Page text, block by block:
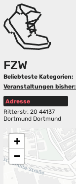
FZW
Beliebteste Kategorien:
Veranstaltungen bisher:
Adresse
Ritterstr. 20 44137
Dortmund Dortmund
+
−